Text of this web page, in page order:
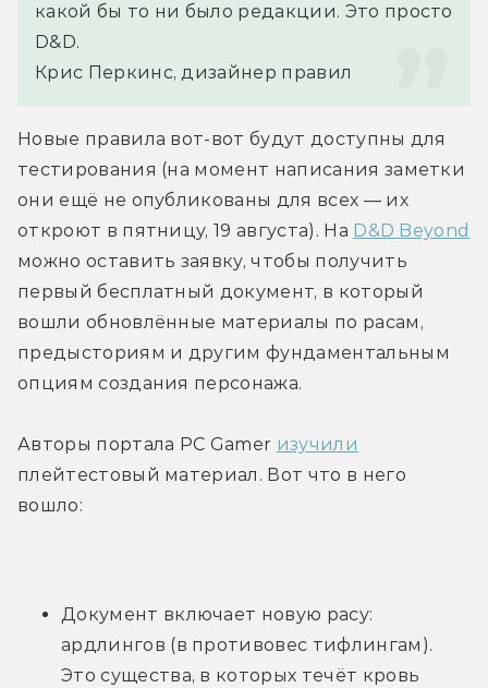
какой бы то ни было редакции. Это просто
D&D.
Крис Перкинс, дизайнер правил
Новые правила вот-вот будут доступны для
тестирования (на момент написания заметки
они ещё не опубликованы для всех — их
откроют в пятницу, 19 августа). На D&D Beyond
можно оставить заявку, чтобы получить
первый бесплатный документ, в который
вошли обновлённые материалы по расам,
предысториям и другим фундаментальным
опциям создания персонажа.
Авторы портала PC Gamer изучили
плейтестовый материал. Вот что в него
вошло:
Документ включает новую расу:
ардлингов (в противовес тифлингам).
Это существа, в которых течёт кровь